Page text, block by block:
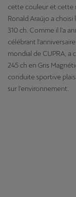
cette couleur et cette
Ronald Araújo a
310 ch. Comme il l'a
célébrant
mondial de CUPRA, a
245 ch en Gris
conduite sportive
sur l'environnement.